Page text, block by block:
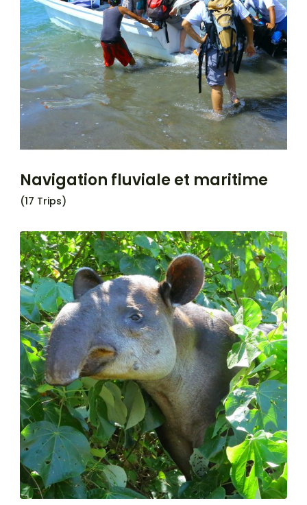
Navigation fluviale et maritime
(17 Trips)